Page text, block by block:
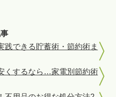
践できる貯蓄術・節約術ま
くするなら…家電別節約術